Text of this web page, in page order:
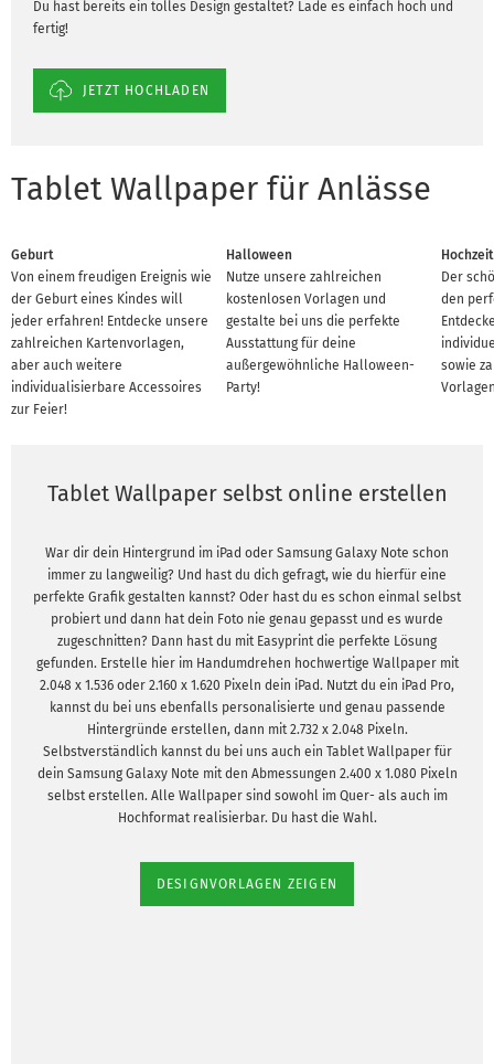
Du hast bereits ein tolles Design gestaltet? Lade es einfach hoch und
fertig!
JETZT HOCHLADEN
Tablet Wallpaper für Anlässe
Geburt
Von einem freudigen Ereignis wie
der Geburt eines Kindes will
jeder erfahren! Entdecke unsere
zahlreichen Kartenvorlagen,
aber auch weitere
individualisierbare Accessoires
zur Feier!
Halloween
Nutze unsere zahlreichen
kostenlosen Vorlagen und
gestalte bei uns die perfekte
Ausstattung für deine
außergewöhnliche Halloween-
Party!
Hochzeit
Der
den
sowie
Tablet Wallpaper selbst online erstellen
War dir dein Hintergrund im iPad oder Samsung Galaxy Note schon
immer zu langweilig? Und hast du dich gefragt, wie du hierfür eine
perfekte Grafik gestalten kannst? Oder hast du es schon einmal selbst
probiert und dann hat dein Foto nie genau gepasst und es wurde
zugeschnitten? Dann hast du mit Easyprint die perfekte Lösung
gefunden. Erstelle hier im Handumdrehen hochwertige Wallpaper mit
2.048 x 1.536 oder 2.160 x 1.620 Pixeln dein iPad. Nutzt du ein iPad Pro,
kannst du bei uns ebenfalls personalisierte und genau passende
Hintergründe erstellen, dann mit 2.732 x 2.048 Pixeln.
Selbstverständlich kannst du bei uns auch ein Tablet Wallpaper für
dein Samsung Galaxy Note mit den Abmessungen 2.400 x 1.080 Pixeln
selbst erstellen. Alle Wallpaper sind sowohl im Quer- als auch im
Hochformat realisierbar. Du hast die Wahl.
DESIGNVORLAGEN ZEIGEN